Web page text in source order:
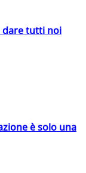
dare tutti noi
è solo una